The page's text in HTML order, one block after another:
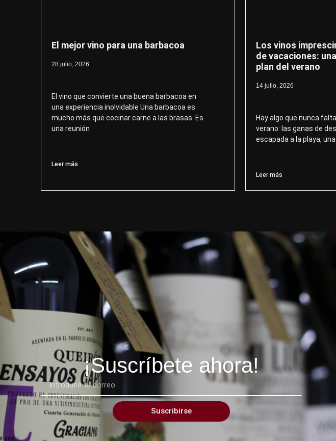
El mejor vino para una barbacoa
28 julio, 2026
El vino que convierte una buena barbacoa en
una experiencia inolvidable Una barbacoa es
mucho más que cocinar carne a las brasas. Es
una reunión
Leer más
Los vinos
de vacaciones:
plan del verano
14 julio, 2026
Hay algo que nunca
verano: las ganas de
escapada a la playa,
Leer más
¡Suscríbete ahora!
Suscribirse